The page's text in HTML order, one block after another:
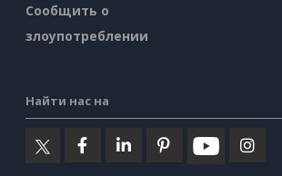
Сообщить о
злоупотреблении
Найти нас на